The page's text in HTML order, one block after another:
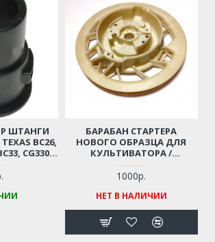
ШТАНГИ
BC26,
CG330
БАРАБАН СТАРТЕРА
НОВОГО ОБРАЗЦА ДЛЯ
КУЛЬТИВАТОРА /
1000р.
НЕТ В НАЛИЧИИ